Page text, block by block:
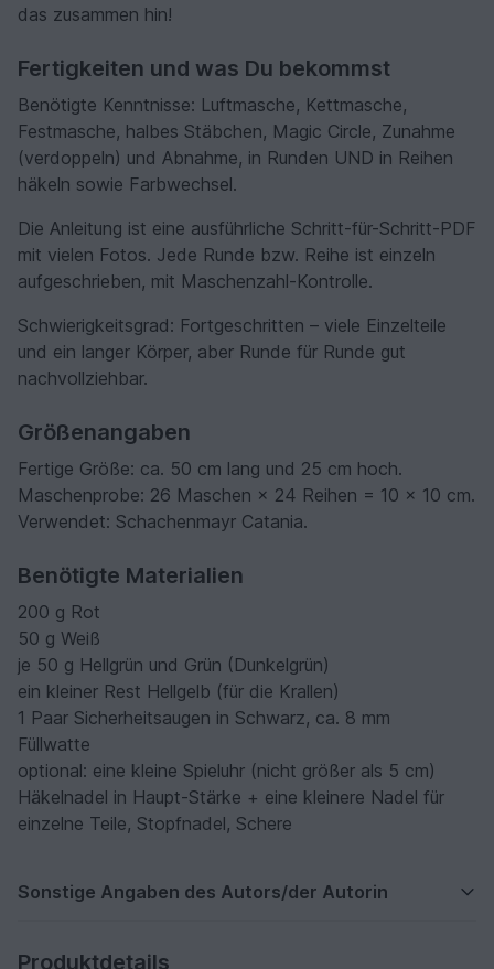
das zusammen hin!
Fertigkeiten und was Du bekommst
Benötigte Kenntnisse: Luftmasche, Kettmasche,
Festmasche, halbes Stäbchen, Magic Circle, Zunahme
(verdoppeln) und Abnahme, in Runden UND in Reihen
häkeln sowie Farbwechsel.
Die Anleitung ist eine ausführliche Schritt-für-Schritt-PDF
mit vielen Fotos. Jede Runde bzw. Reihe ist einzeln
aufgeschrieben, mit Maschenzahl-Kontrolle.
Schwierigkeitsgrad: Fortgeschritten – viele Einzelteile
und ein langer Körper, aber Runde für Runde gut
nachvollziehbar.
Größenangaben
Fertige Größe: ca. 50 cm lang und 25 cm hoch.
Maschenprobe: 26 Maschen × 24 Reihen = 10 × 10 cm.
Verwendet: Schachenmayr Catania.
Benötigte Materialien
200 g Rot
50 g Weiß
je 50 g Hellgrün und Grün (Dunkelgrün)
ein kleiner Rest Hellgelb (für die Krallen)
1 Paar Sicherheitsaugen in Schwarz, ca. 8 mm
Füllwatte
optional: eine kleine Spieluhr (nicht größer als 5 cm)
Häkelnadel in Haupt-Stärke + eine kleinere Nadel für
einzelne Teile, Stopfnadel, Schere
Sonstige Angaben des Autors/der Autorin
Produktdetails